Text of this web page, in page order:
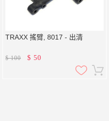
TRAXX 搖臂, 8017 - 出清
$100 $ 50